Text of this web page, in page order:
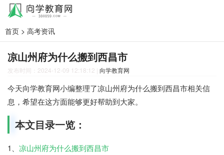
首页 > 高考资讯
凉山州府为什么搬到西昌市
发布时间：2024-12-09 12:18:12 | 向学教育网
今天向学教育网小编整理了凉山州府为什么搬到西昌市相关信
息，希望在这方面能够更好帮助到大家。
本文目录一览：
1、 凉山州府为什么搬到西昌市